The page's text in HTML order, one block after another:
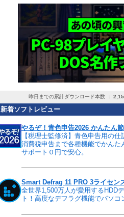
昨日までの累計ダウンロード本数 ：
新着ソフトレビュー
やるぞ！青色申告2026 かんたん
【税理士監修済】青色申告用の
消費税申告まで各種機能でかんた
サポート０円で安心。
Smart Defrag 11 PRO 3ライセン
全世界1,500万人が愛用するHDD
ト！高度なデフラグ機能でパソコ